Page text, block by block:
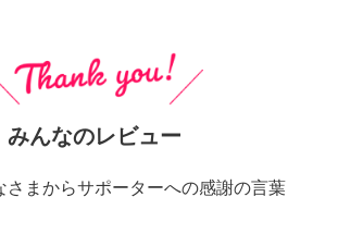
みんなのレビュー
さまからサポーターへの感謝の言葉